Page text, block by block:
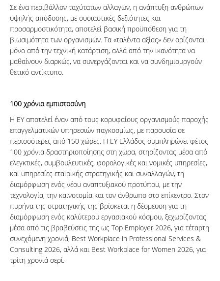
Σε ένα περιβάλλον ταχύτατων αλλαγών, η ανάπτυξη ανθρώπων
υψηλής απόδοσης, με ουσιαστικές δεξιότητες και
προσαρμοστικότητα, αποτελεί βασική προϋπόθεση για τη
βιωσιμότητα των οργανισμών. Τα «ταλέντα αξίας» δεν ορίζονται
μόνο από την τεχνική κατάρτιση, αλλά από την ικανότητα να
μαθαίνουν διαρκώς, να συνεργάζονται και να συνδημιουργούν
θετικό αντίκτυπο.
100 χρόνια εμπιστοσύνη
Η EY αποτελεί έναν από τους κορυφαίους οργανισμούς παροχής
επαγγελματικών υπηρεσιών παγκοσμίως, με παρουσία σε
περισσότερες από 150 χώρες. Η EY Ελλάδος συμπληρώνει φέτος
100 χρόνια δραστηριοποίησης στη χώρα, στηρίζοντας μέσα από
ελεγκτικές, συμβουλευτικές, φορολογικές και νομικές υπηρεσίες,
και υπηρεσίες εταιρικής στρατηγικής και συναλλαγών, τη
διαμόρφωση ενός νέου αναπτυξιακού προτύπου, με την
τεχνολογία, την καινοτομία και τον άνθρωπο στο επίκεντρο. Στον
πυρήνα της στρατηγικής της βρίσκεται η δέσμευση για τη
διαμόρφωση ενός καλύτερου εργασιακού κόσμου, ξεχωρίζοντας
μέσα από τις βραβεύσεις της ως Top Employer 2026, για τέταρτη
συνεχόμενη χρονιά, Best Workplace in Professional Services &
Consulting 2026, αλλά και Best Workplace for Women 2026, για
τρίτη χρονιά σερί.